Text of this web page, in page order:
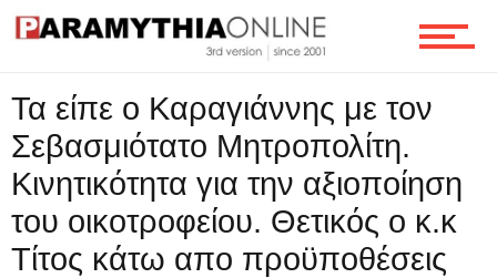
Τα είπε ο Καραγιάννης με τον
Σεβασμιότατο Μητροπολίτη.
Κινητικότητα για την αξιοποίηση
του οικοτροφείου. Θετικός ο κ.κ
Τίτος κάτω απο προϋποθέσεις